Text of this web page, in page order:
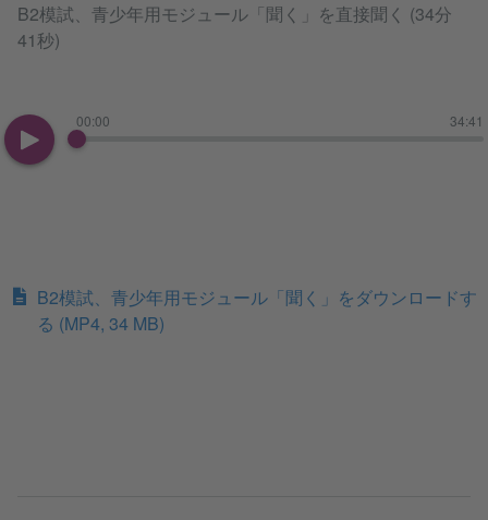
B2模試、青少年用モジュール「聞く」を直接聞く (34分
41秒)
00:00 34:41
B2模試、青少年用モジュール「聞く」をダウンロードす
る (MP4, 34 MB)